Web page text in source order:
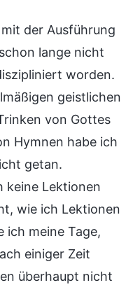
der Ausführung
lange nicht
worden.
geistlichen
von Gottes
Hymnen habe ich
getan.
keine Lektionen
wie ich Lektionen
ich meine Tage,
einiger Zeit
überhaupt nicht